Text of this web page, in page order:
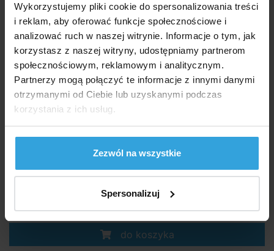
Wykorzystujemy pliki cookie do spersonalizowania treści
i reklam, aby oferować funkcje społecznościowe i
analizować ruch w naszej witrynie. Informacje o tym, jak
korzystasz z naszej witryny, udostępniamy partnerom
społecznościowym, reklamowym i analitycznym.
Partnerzy mogą połączyć te informacje z innymi danymi
otrzymanymi od Ciebie lub uzyskanymi podczas
korzystania z ich usług.
Zezwól na wszystkie
Spersonalizuj
Środek czyszczący Gryf 125ml
W Magazynie > 20 szt
we czwartek u was
34,50 zł
do koszyka